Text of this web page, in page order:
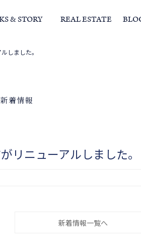
& STORY REAL ESTATE
長からの挨拶
しました。
新着情報
リニューアルしました。
新着情報一覧へ